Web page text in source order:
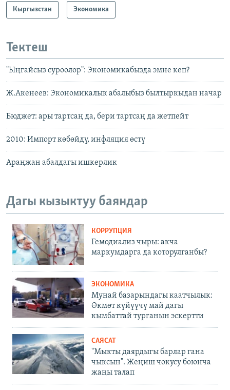
Кыргызстан Экономика
Тектеш
"Ыңгайсыз суроолор": Экономикабызда эмне кеп?
Ж.Акенеев: Экономикалык абалыбыз былтыркыдан начар
Бюджет: ары тартсаң да, бери тартсаң да жетпейт
2010: Импорт көбөйдү, инфляция өстү
Араңжан абалдагы ишкерлик
Дагы кызыктуу баяндар
КОРРУПЦИЯ
Гемодиализ чыры: акча
маркумдарга да которулганбы?
ЭКОНОМИКА
Мунай базарындагы каатчылык:
Өкмөт күйүүчү май дагы
кымбаттай турганын эскертти
САЯСАТ
"Мыкты даярдыгы барлар гана
чыксын". Жеңиш чокусу боюнча
жаңы талап